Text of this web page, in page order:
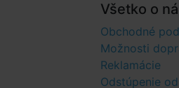
Všetko o
Obchodné
Možnosti
Reklamácie
Odstúpenie